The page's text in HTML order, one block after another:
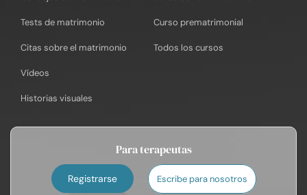
Tests de matrimonio
Citas sobre el matrimonio
Vídeos
Historias visuales
Curso prematrimonial
Todos los cursos
Para terapeutas
Registrarse Escribe para nosotros